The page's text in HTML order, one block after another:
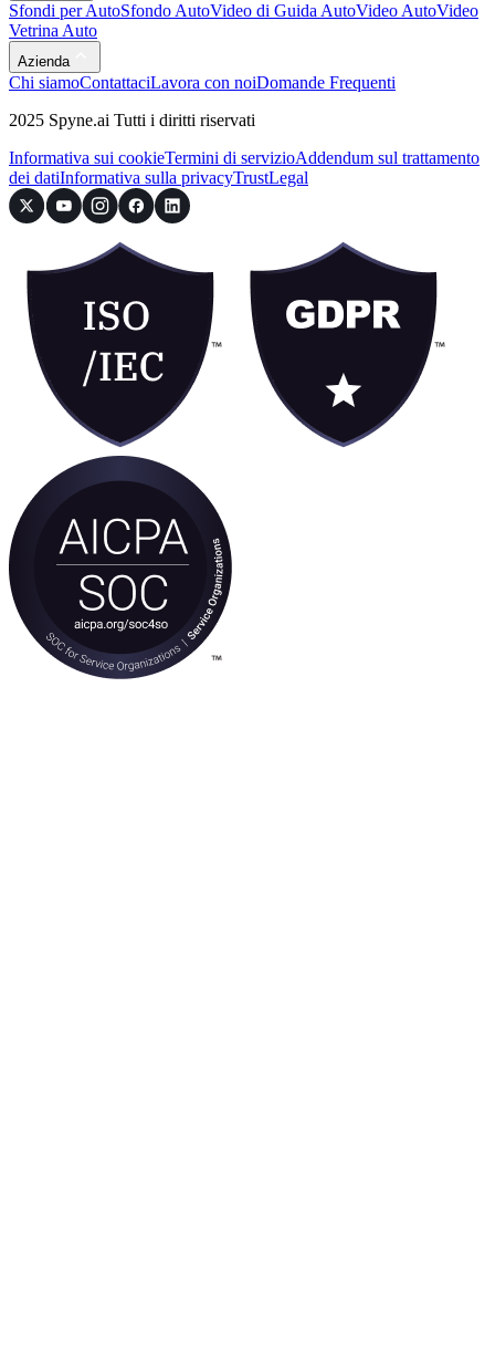
Sfondi per AutoSfondo AutoVideo di Guida AutoVideo AutoVideo
Vetrina Auto
Azienda
Chi siamoContattaciLavora con noiDomande Frequenti
2025 Spyne.ai Tutti i diritti riservati
Informativa sui cookieTermini di servizioAddendum sul trattamento
dei datiInformativa sulla privacyTrustLegal